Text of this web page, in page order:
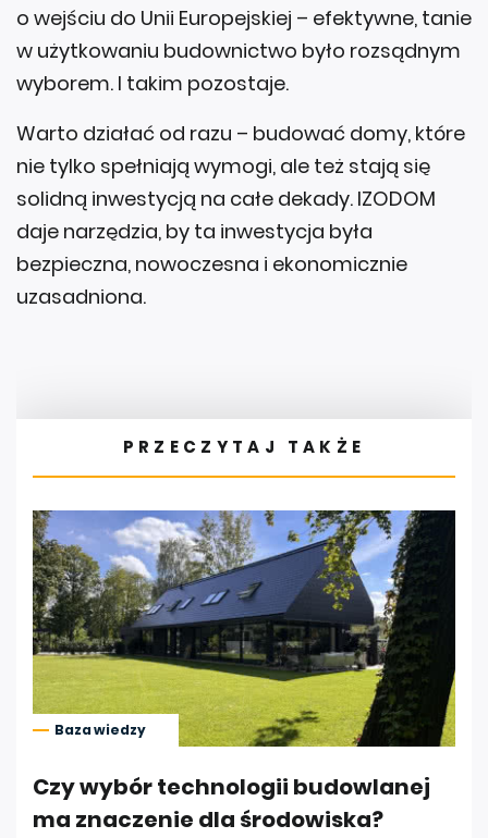
o wejściu do Unii Europejskiej – efektywne, tanie
w użytkowaniu budownictwo było rozsądnym
wyborem. I takim pozostaje.
Warto działać od razu – budować domy, które
nie tylko spełniają wymogi, ale też stają się
solidną inwestycją na całe dekady. IZODOM
daje narzędzia, by ta inwestycja była
bezpieczna, nowoczesna i ekonomicznie
uzasadniona.